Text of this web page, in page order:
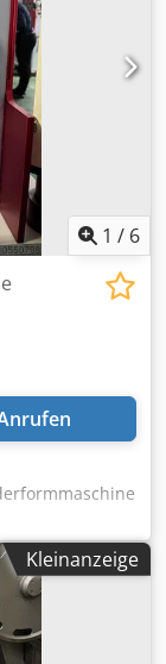
1 / 6
Kleinanzeige